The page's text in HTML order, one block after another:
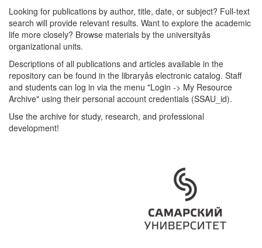
Looking for publications by author, title, date, or subject? Full-text
search will provide relevant results. Want to explore the academic
life more closely? Browse materials by the universityâs
organizational units.
Descriptions of all publications and articles available in the
repository can be found in the libraryâs electronic catalog. Staff
and students can log in via the menu "Login -> My Resource
Archive" using their personal account credentials (SSAU_id).
Use the archive for study, research, and professional
development!